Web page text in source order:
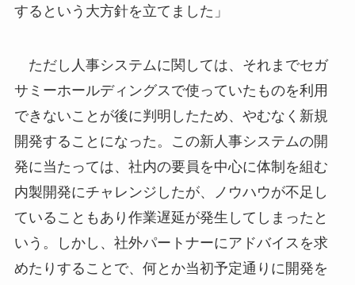
するという大方針を立てました」
ただし人事システムに関しては、それまでセガ
サミーホールディングスで使っていたものを利用
できないことが後に判明したため、やむなく新規
開発することになった。この新人事システムの開
発に当たっては、社内の要員を中心に体制を組む
内製開発にチャレンジしたが、ノウハウが不足し
ていることもあり作業遅延が発生してしまったと
いう。しかし、社外パートナーにアドバイスを求
めたりすることで、何とか当初予定通りに開発を